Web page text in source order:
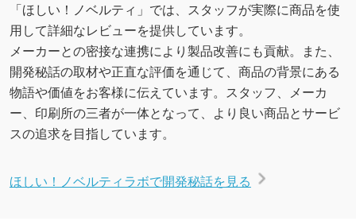
「ほしい！ノベルティ」では、スタッフが実際に商品を使
用して詳細なレビューを提供しています。
メーカーとの密接な連携により製品改善にも貢献。また、
開発秘話の取材や正直な評価を通じて、商品の背景にある
物語や価値をお客様に伝えています。スタッフ、メーカ
ー、印刷所の三者が一体となって、より良い商品とサービ
スの追求を目指しています。
ほしい！ノベルティラボで開発秘話を見る